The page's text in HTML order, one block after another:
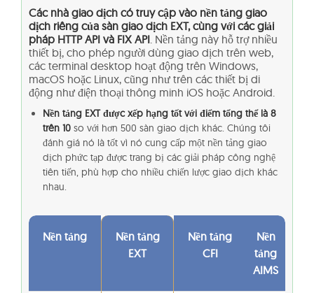
Các nhà giao dịch có truy cập vào nền tảng giao
dịch riêng của sàn giao dịch EXT, cùng với các giải
pháp HTTP API và FIX API. Nền tảng này hỗ trợ nhiều
thiết bị, cho phép người dùng giao dịch trên web,
các terminal desktop hoạt động trên Windows,
macOS hoặc Linux, cũng như trên các thiết bị di
động như điện thoại thông minh iOS hoặc Android.
Nền tảng EXT được xếp hạng tốt với điểm tổng thể là 8
trên 10 so với hơn 500 sàn giao dịch khác. Chúng tôi
đánh giá nó là tốt vì nó cung cấp một nền tảng giao
dịch phức tạp được trang bị các giải pháp công nghệ
tiên tiến, phù hợp cho nhiều chiến lược giao dịch khác
nhau.
Nền tảng
Nền tảng
EXT
Nền tảng
CFI
Nền
tảng
AIMS